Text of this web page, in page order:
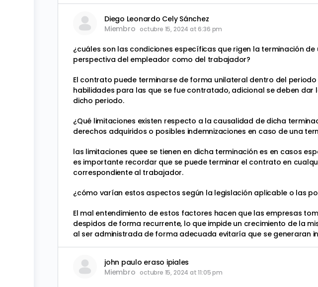
Diego Leonardo Cely Sánchez
Miembro octubre 15, 2024 at 6:36 pm
¿cuáles son las condiciones específicas que rigen la terminación
perspectiva del empleador como del trabajador?
El contrato puede terminarse de forma unilateral dentro del
habilidades para las que se fue contratado, adicional se deben
dicho periodo.
¿Qué limitaciones existen respecto a la causalidad de dicha
derechos adquiridos o posibles indemnizaciones en caso de una
las limitaciones quee se tienen en dicha terminación es en casos
es importante recordar que se puede terminar el contrato en
correspondiente al trabajador.
¿cómo varían estos aspectos según la legislación aplicable o las
El mal entendimiento de estos factores hacen que las empresas
despidos de forma recurrente, lo que impide un crecimiento de la
al ser administrada de forma adecuada evitaría que se generaran
john paulo eraso ipiales
Miembro octubre 15, 2024 at 11:05 pm